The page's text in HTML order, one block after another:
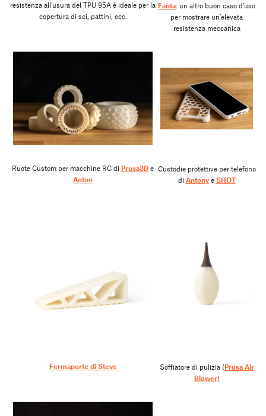
resistenza all’usura del TPU 95A è ideale per la
copertura di sci, pattini, ecc.
Fanta: un altro buon caso d’uso
per mostrare un’elevata
resistenza meccanica
Ruote Custom per macchine RC di Prusa3D e
Anton
Custodie protettive per telefono
di Antonye SHOT
Fermaporte di Steve Soffiatore di pulizia (Prusa Air
Blower)